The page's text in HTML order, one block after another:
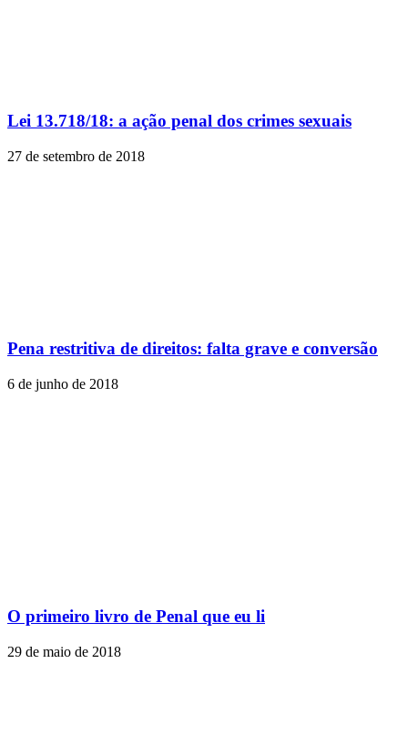
Lei 13.718/18: a ação penal dos crimes sexuais
27 de setembro de 2018
Pena restritiva de direitos: falta grave e conversão
6 de junho de 2018
O primeiro livro de Penal que eu li
29 de maio de 2018